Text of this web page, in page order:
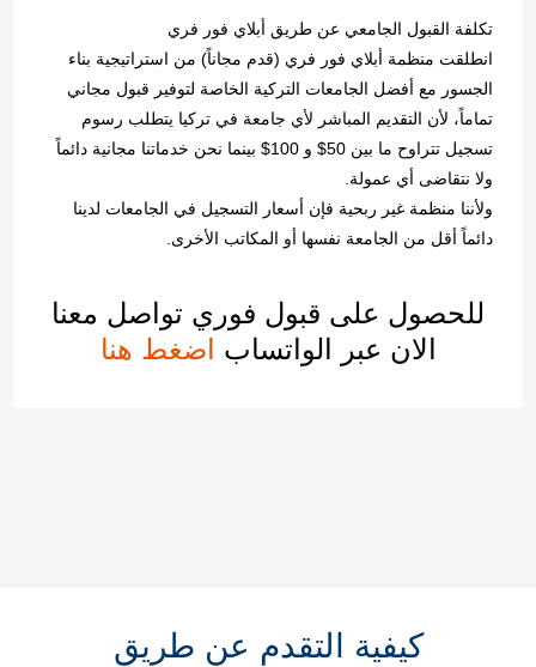
تكلفة القبول الجامعي عن طريق أبلاي فور فري
انطلقت منظمة أبلاي فور فري (قدم مجاناً) من استراتيجية بناء
الجسور مع أفضل الجامعات التركية الخاصة لتوفير قبول مجاني
تماماً، لأن التقديم المباشر لأي جامعة في تركيا يتطلب رسوم
تسجيل تتراوح ما بين 50$ و 100$ بينما نحن خدماتنا مجانية دائماً
ولا نتقاضى أي عمولة.
ولأننا منظمة غير ربحية فإن أسعار التسجيل في الجامعات لدينا
دائماً أقل من الجامعة نفسها أو المكاتب الأخرى.
للحصول على قبول فوري تواصل معنا
الان عبر الواتساب اضغط هنا
كيفية التقدم عن طريق